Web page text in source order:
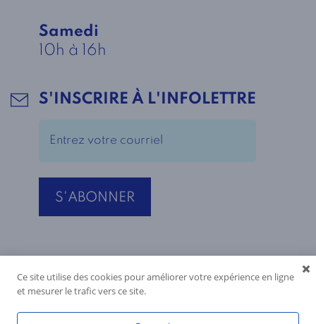
Samedi
10h à 16h
S'INSCRIRE À L'INFOLETTRE
Ce site utilise des cookies pour améliorer votre expérience en ligne
et mesurer le trafic vers ce site.